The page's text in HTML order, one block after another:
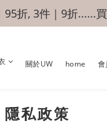
折, 3件｜9折......
關於UW home
隱私政策